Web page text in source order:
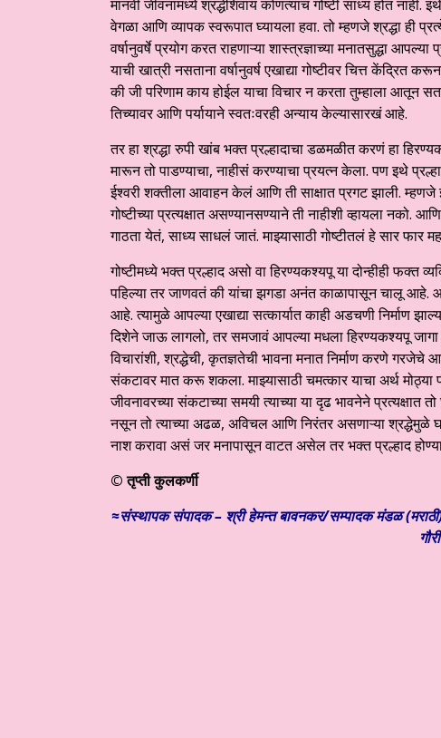
मानवी जीवनामध्ये श्रद्धेशिवाय कोणत्याच गोष्टी साध्य होत
वेगळा आणि व्यापक स्वरूपात घ्यायला हवा. तो म्हणजे श्रद्धा
वर्षानुवर्षे प्रयोग करत राहणाऱ्या शास्त्रज्ञाच्या मनातसुद्धा
याची खात्री नसताना वर्षानुवर्ष एखाद्या गोष्टीवर चित्त
की जी परिणाम काय होईल याचा विचार न करता तुम्हाला आतून
तिच्यावर आणि पर्यायाने स्वतःवरही अन्याय केल्यासारखं आहे.
तर हा श्रद्धा रुपी खांब भक्त प्रल्हादाचा डळमळीत करणं हा
मारून तो पाडण्याचा, नाहीसं करण्याचा प्रयत्न केला. पण इथे
ईश्वरी शक्तीला आवाहन केलं आणि ती साक्षात प्रगट झाली. म्हणजे
गोष्टीच्या प्रत्यक्षात असण्यानसण्याने ती नाहीशी व्हायला
गाठता येतं, साध्य साधलं जातं. माझ्यासाठी गोष्टीतलं हे सार फार
गोष्टीमध्ये भक्त प्रल्हाद असो वा हिरण्यकश्यपू या दोन्हीही फक्त
पहिल्या तर जाणवतं की यांचा झगडा अनंत काळापासून चालू आहे.
आहे. त्यामुळे आपल्या एखाद्या सत्कार्यात काही अडचणी निर्माण
दिशेने जाऊ लागलो, तर समजावं आपल्या मधला हिरण्यकश्यपू जागा
विचारांशी, श्रद्धेची, कृतज्ञतेची भावना मनात निर्माण करणे गरजेचे
संकटावर मात करू शकला. माझ्यासाठी चमत्कार याचा अर्थ मोठ्या
जीवनावरच्या संकटाच्या समयी त्याच्या या दृढ भावनेने
नसून तो त्याच्या अढळ, अविचल आणि निरंतर असणाऱ्या श्रद्धेमुळे
नाश करावा असं जर मनापासून वाटत असेल तर भक्त प्रल्हाद
©तृप्ती कुलकर्णी
≈संस्थापक संपादक – श्री हेमन्त बावनकर/सम्पादक मंडळ